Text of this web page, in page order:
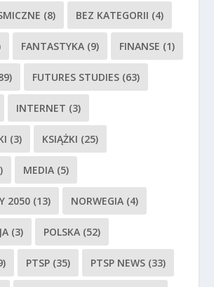
(8) BEZ KATEGORII (4)
FANTASTYKA (9) FINANSE (1)
FUTURES STUDIES (63)
INTERNET (3)
(3) KSIĄŻKI (25)
MEDIA (5)
2050 (13) NORWEGIA (4)
(3) POLSKA (52)
PTSP (35) PTSP NEWS (33)